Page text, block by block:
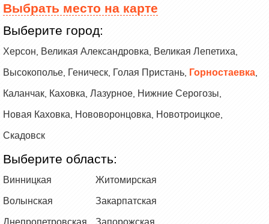
Выбрать место на карте
Выберите город:
Херсон Великая Александровка Великая Лепетиха
Высокополье Геническ Голая Пристань Горностаевка
Каланчак Каховка Лазурное Нижние Серогозы
Новая Каховка Нововоронцовка Новотроицкое
Скадовск
Выберите область:
Винницкая
Волынская
Днепропетровская
Житомирская
Закарпатская
Запорожская